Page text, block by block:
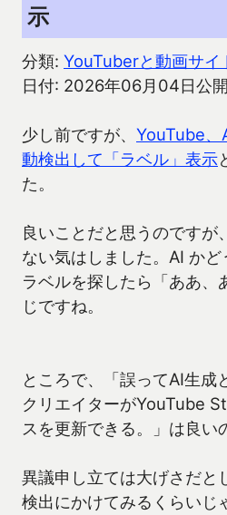
示
分類: YouTuberと動画サイ
日付: 2026年06月04日公開
少し前ですが、 YouTube、
動検出して「ラベル」表示
た。
良いことだと思うのですが
ない気はしました。AI かど
ラベルを探したら「ああ
じですね。
ところで、「誤ってAI生成
クリエイターがYouTube
スを更新できる。」は良い
異議申し立ては大げさだと
検出にかけてみるくらいじ